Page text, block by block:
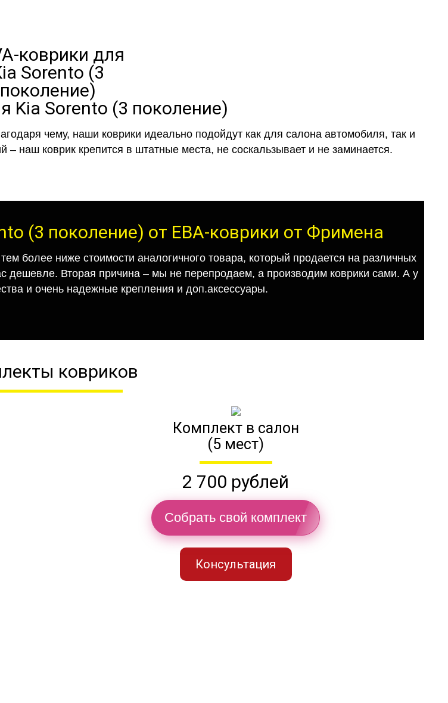
Kia Sorento (3 поколение)
чему, наши коврики идеально подойдут как для салона автомобиля, так и
– наш коврик крепится в штатные места, не соскальзывает и не заминается.
(3 поколение) от ЕВА-коврики от Фримена
более ниже стоимости аналогичного товара, который продается на различных
дешевле. Вторая причина – мы не перепродаем, а производим коврики сами. А у
и очень надежные крепления и доп.аксессуары.
ковриков
Комплект в салон
(5 мест)
2 700 рублей
Собрать свой комплект
Консультация